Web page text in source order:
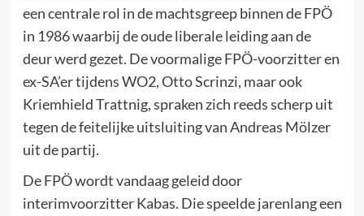
een centrale rol in de machtsgreep binnen de FPÖ
in 1986 waarbij de oude liberale leiding aan de
deur werd gezet. De voormalige FPÖ-voorzitter en
ex-SA’er tijdens WO2, Otto Scrinzi, maar ook
Kriemhield Trattnig, spraken zich reeds scherp uit
tegen de feitelijke uitsluiting van Andreas Mölzer
uit de partij.
De FPÖ wordt vandaag geleid door
interimvoorzitter Kabas. Die speelde jarenlang een